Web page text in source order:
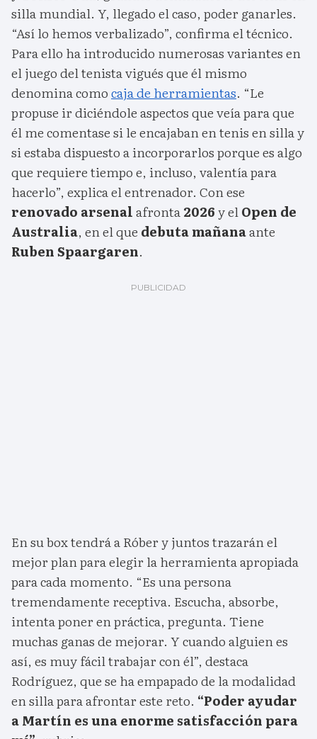
silla mundial. Y, llegado el caso, poder ganarles.
“Así lo hemos verbalizado”, confirma el técnico.
Para ello ha introducido numerosas variantes en
el juego del tenista vigués que él mismo
denomina comocaja de herramientas. “Le
propuse ir diciéndole aspectos que veía para que
él me comentase si le encajaban en tenis en silla y
si estaba dispuesto a incorporarlos porque es algo
que requiere tiempo e, incluso, valentía para
hacerlo”, explica el entrenador. Con ese
renovado arsenalafronta2026y elOpen de
Australia, en el que debuta mañanaante
Ruben Spaargaren.
En su box tendrá a Róber y juntos trazarán el
mejor plan para elegir la herramienta apropiada
para cada momento. “Es una persona
tremendamente receptiva. Escucha, absorbe,
intenta poner en práctica, pregunta. Tiene
muchas ganas de mejorar. Y cuando alguien es
así, es muy fácil trabajar con él”, destaca
Rodríguez, que se ha empapado de la modalidad
en silla para afrontar este reto. “Poder ayudar
a Martín es una enorme satisfacción para